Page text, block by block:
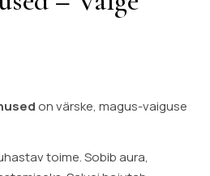
on värske, magus-vaiguse
toime. Sobib aura,